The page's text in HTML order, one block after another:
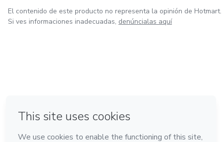
El contenido de este producto no representa la opinión de Hotmart.
Si ves informaciones inadecuadas, denúncialas aquí
Hecho con❤ en Ciudad de México